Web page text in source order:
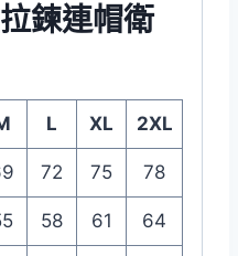
鍊連帽衛
L XL 2XL
72 75 78
58 61 64